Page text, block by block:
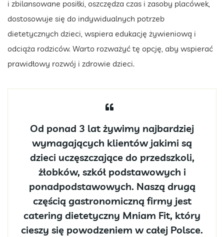
i zbilansowane posiłki, oszczędza czas i zasoby placówek,
dostosowuje się do indywidualnych potrzeb
dietetycznych dzieci, wspiera edukację żywieniową i
odciąża rodziców. Warto rozważyć tę opcję, aby wspierać
prawidłowy rozwój i zdrowie dzieci.
Od ponad 3 lat żywimy najbardziej
wymagających klientów jakimi są
dzieci uczęszczające do przedszkoli,
żłobków, szkół podstawowych i
ponadpodstawowych. Naszą drugą
częścią gastronomiczną firmy jest
catering dietetyczny Mniam Fit, który
cieszy się powodzeniem w całej Polsce.